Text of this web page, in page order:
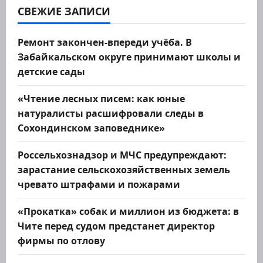
о
з
а
п
и
с
я
м
СВЕЖИЕ ЗАПИСИ
Ремонт закончен-впереди учёба. В
Забайкальском округе принимают школы и
детские сады
«Чтение лесных писем: как юные
натуралисты расшифровали следы в
Сохондинском заповеднике»
Россельхознадзор и МЧС предупреждают:
зарастание сельскохозяйственных земель
чревато штрафами и пожарами
«Прокатка» собак и миллион из бюджета: в
Чите перед судом предстанет директор
фирмы по отлову